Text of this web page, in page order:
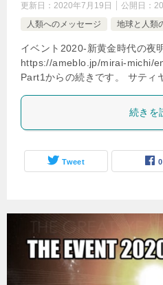
更新日： 2020年7月19日 公開日：
人類へのメッセージ
地球と人類
イベント2020-新黄金時代の夜
https://ameblo.jp/mirai-michi/
Part1からの続きです。 サテ
続きを
Tweet 0